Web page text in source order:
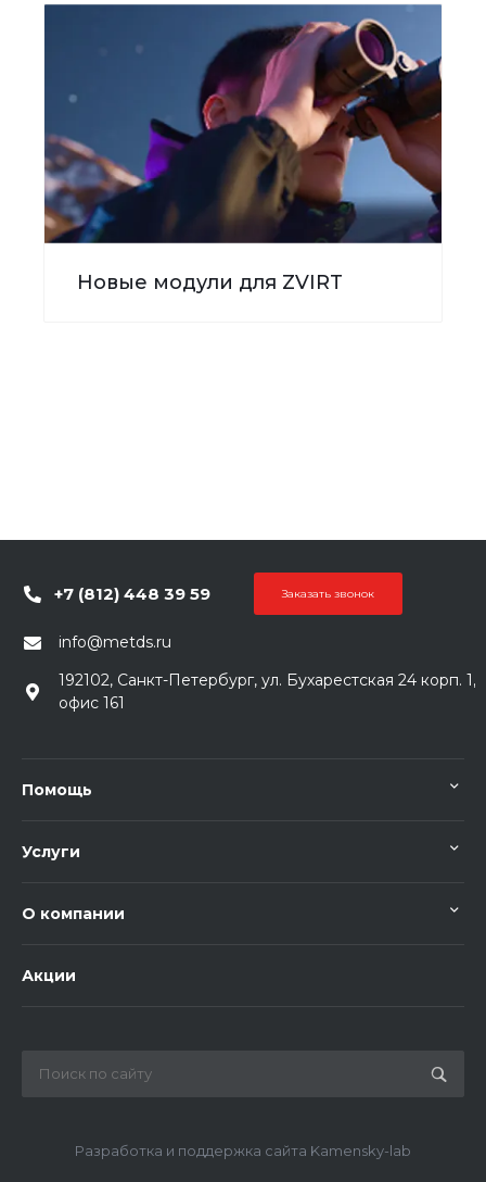
Новые модули для ZVIRT
+7 (812) 448 39 59 Заказать звонок
info@metds.ru
192102, Санкт-Петербург, ул. Бухарестская 24 корп. 1,
офис 161
Помощь
Услуги
О компании
Акции
Разработка и поддержка сайта Kamensky-lab